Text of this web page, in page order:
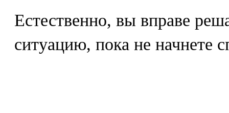
Естественно, вы вправе
ситуацию, пока не начнете